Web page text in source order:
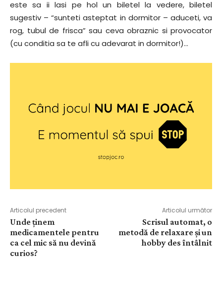
este sa ii lasi pe hol un biletel la vedere, biletel
sugestiv – “sunteti asteptat in dormitor – aduceti, va
rog, tubul de frisca” sau ceva obraznic si provocator
(cu conditia sa te afli cu adevarat in dormitor!)…
Articolul precedent
Unde ținem
medicamentele pentru
ca cel mic să nu devină
curios?
Articolul următor
Scrisul automat, o
metodă de relaxare și un
hobby des întâlnit